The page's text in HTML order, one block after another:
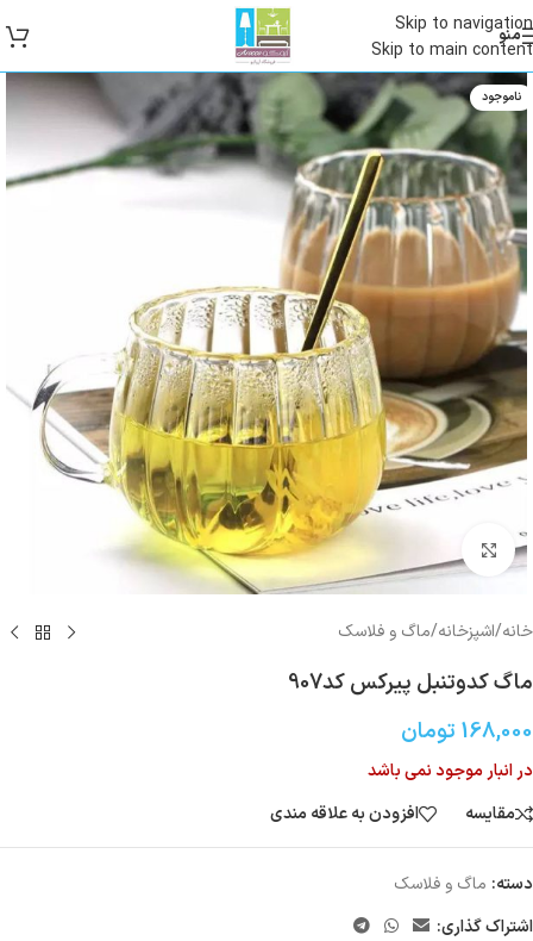
Skip to navigation
Skip to main content
منو
ناموجود
بزرگنمایی تصویر
خانه/اشپزخانه/ماگ و فلاسک
ماگ کدوتنبل پیرکس کد907
168,000 تومان
در انبار موجود نمی باشد
مقایسه
افزودن به علاقه مندی
دسته: ماگ و فلاسک
اشتراک گذاری: